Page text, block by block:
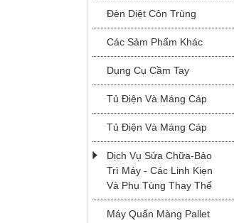
Đèn Diệt Côn Trùng
Các Sảm Phẩm Khác
Dụng Cụ Cầm Tay
Tủ Điện Và Máng Cáp
Tủ Điện Và Máng Cáp
Dịch Vụ Sửa Chữa-Bảo
Trì Máy - Các Linh Kiẹn
Và Phụ Tùng Thay Thế
Máy Quấn Màng Pallet